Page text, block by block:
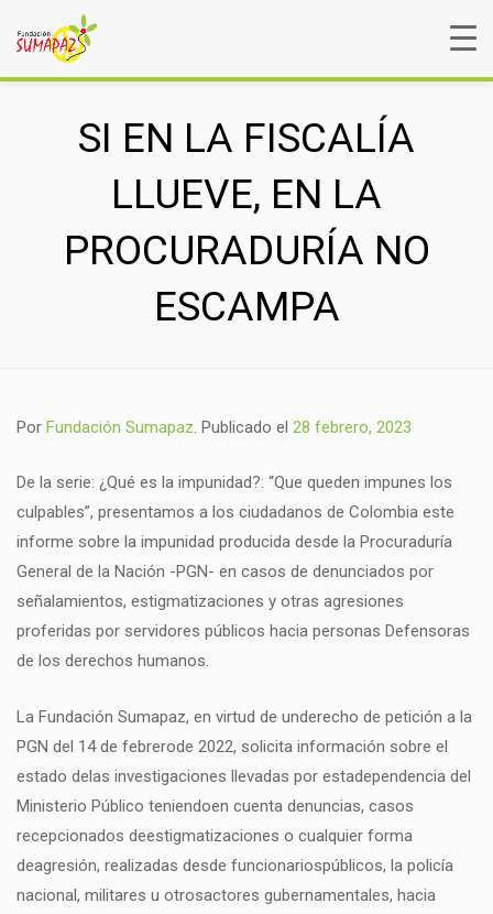
SI EN LA FISCALÍA
LLUEVE, EN LA
PROCURADURÍA NO
ESCAMPA
Por Fundación Sumapaz. Publicado el 28 febrero, 2023
De la serie: ¿Qué es la impunidad?: “Que queden impunes los
culpables”, presentamos a los ciudadanos de Colombia este
informe sobre la impunidad producida desde la Procuraduría
General de la Nación -PGN- en casos de denunciados por
señalamientos, estigmatizaciones y otras agresiones
proferidas por servidores públicos hacia personas Defensoras
de los derechos humanos.
La Fundación Sumapaz, en virtud de underecho de petición a la
PGN del 14 de febrerode 2022, solicita información sobre el
estado delas investigaciones llevadas por estadependencia del
Ministerio Público teniendoen cuenta denuncias, casos
recepcionados deestigmatizaciones o cualquier forma
deagresión, realizadas desde funcionariospúblicos, la policía
nacional, militares u otrosactores gubernamentales, hacia